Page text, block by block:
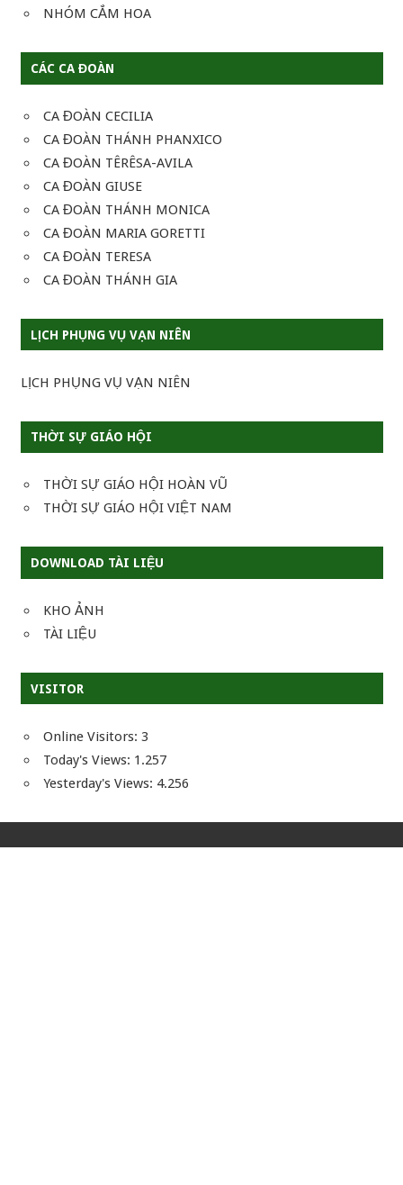
NHÓM CẮM HOA
CÁC CA ĐOÀN
CA ĐOÀN CECILIA
CA ĐOÀN THÁNH PHANXICO
CA ĐOÀN TÊRÊSA-AVILA
CA ĐOÀN GIUSE
CA ĐOÀN THÁNH MONICA
CA ĐOÀN MARIA GORETTI
CA ĐOÀN TERESA
CA ĐOÀN THÁNH GIA
LỊCH PHỤNG VỤ VẠN NIÊN
LỊCH PHỤNG VỤ VẠN NIÊN
THỜI SỰ GIÁO HỘI
THỜI SỰ GIÁO HỘI HOÀN VŨ
THỜI SỰ GIÁO HỘI VIỆT NAM
DOWNLOAD TÀI LIỆU
KHO ẢNH
TÀI LIỆU
VISITOR
Online Visitors: 3
Today's Views: 1.257
Yesterday's Views: 4.256